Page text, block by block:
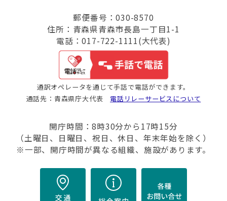
郵便番号：030-8570
住所：青森県青森市長島一丁目1-1
電話：017-722-1111(大代表)
通訳オペレータを通じて手話で電話ができます。
通話先：青森県庁大代表 電話リレーサービスについて
開庁時間：8時30分から17時15分
（土曜日、日曜日、祝日、休日、年末年始を除く）
※一部、開庁時間が異なる組織、施設があります。